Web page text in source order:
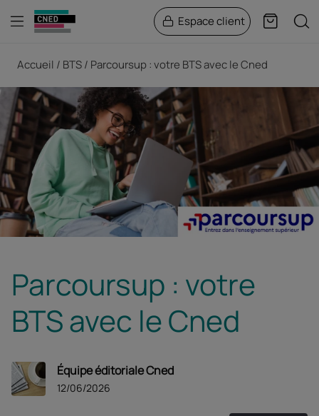
Menu Espace client Panier
Accueil BTS Parcoursup : votre BTS avec le Cned
Parcoursup : votre
BTS avec le Cned
Équipe éditoriale Cned
12/06/2026